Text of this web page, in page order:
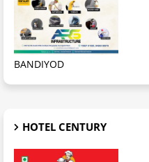
BANDIYOD
HOTEL CENTURY